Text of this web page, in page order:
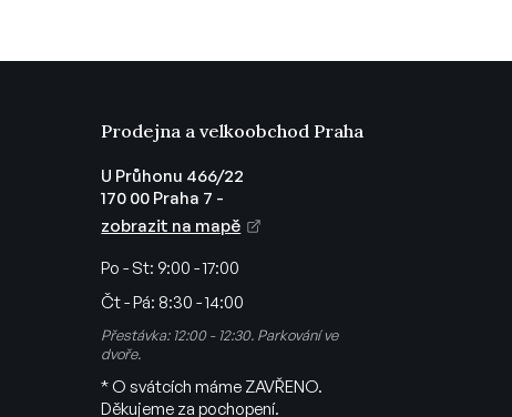
Prodejna a velkoobchod Praha
U Průhonu 466/22
170 00 Praha 7 -
zobrazit na mapě
Po - St: 9:00 - 17:00
Čt - Pá: 8:30 - 14:00
Přestávka: 12:00 - 12:30. Parkování ve
dvoře.
* O svátcích máme ZAVŘENO.
Děkujeme za pochopení.